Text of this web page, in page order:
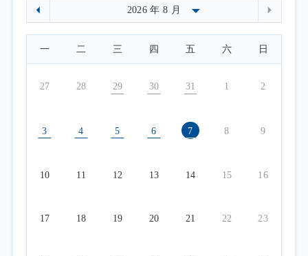
一 二 三 四 五 六 日
27 28 29 30 31 1 2
3 4 5 6 7 8 9
10 11 12 13 14 15 16
17 18 19 20 21 22 23